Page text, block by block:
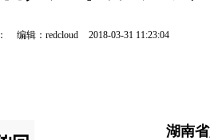
编辑：redcloud 2018-03-31 11:23:04
湖南